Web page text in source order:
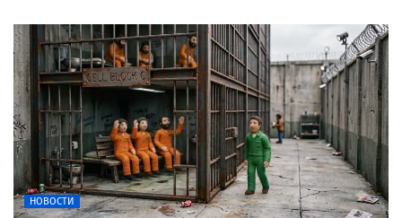
НОВОСТИ